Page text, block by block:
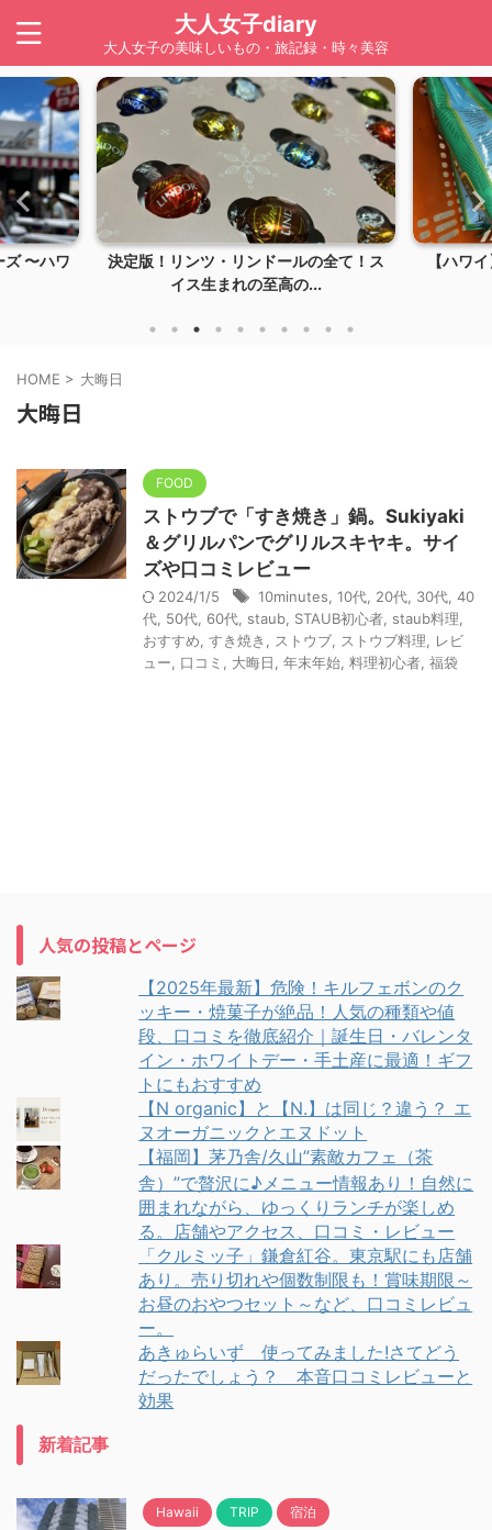
大人女子diary
大人女子の美味しいもの・旅記録・時々美容
〜ハワ
決定版！リンツ・リンドールの全て！ス
イス生まれの至高の...
【ハワ
HOME > 大晦日
大晦日
FOOD
ストウブで「すき焼き」鍋。Sukiyaki
＆グリルパンでグリルスキヤキ。サイ
ズや口コミレビュー
2024/1/5 10minutes 10代 20代 30代 40
代 50代 60代 staub STAUB初心者 staub料理
おすすめ すき焼き ストウブ ストウブ料理
レビ
ュー
口コミ 大晦日 年末年始 料理初心者 福袋
人気の投稿とページ
【2025年最新】危険！キルフェボンのク
ッキー・焼菓子が絶品！人気の種類や値
段、口コミを徹底紹介｜誕生日・バレンタ
イン・ホワイトデー・手土産に最適！ギフ
トにもおすすめ
【N organic】と【N.】は同じ？違う？ エ
ヌオーガニックとエヌドット
【福岡】茅乃舎/久山”素敵カフェ（茶
舎）”で贅沢に♪メニュー情報あり！自然に
囲まれながら、ゆっくりランチが楽しめ
る。店舗やアクセス、口コミ・レビュー
「クルミッ子」鎌倉紅谷。東京駅にも店舗
あり。売り切れや個数制限も！賞味期限～
お昼のおやつセット～など、口コミレビュ
ー。
あきゅらいず 使ってみました!さてどう
だったでしょう？ 本音口コミレビューと
効果
新着記事
Hawaii TRIP 宿泊